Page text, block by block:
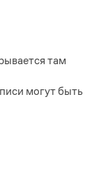
там
могут быть